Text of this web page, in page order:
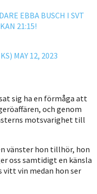
EBBA BUSCH I SVT
21:15!
MAY 12, 2023
sig ha en förmåga att
och genom
motsvarighet till
vänster hon tillhör, hon
oss samtidigt en känsla
vitt vin medan hon ser